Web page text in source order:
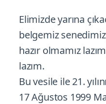
Elimizde yarına
belgemiz
hazır olmamız
lazım.
Bu vesile ile 21.
17 Ağustos 1999